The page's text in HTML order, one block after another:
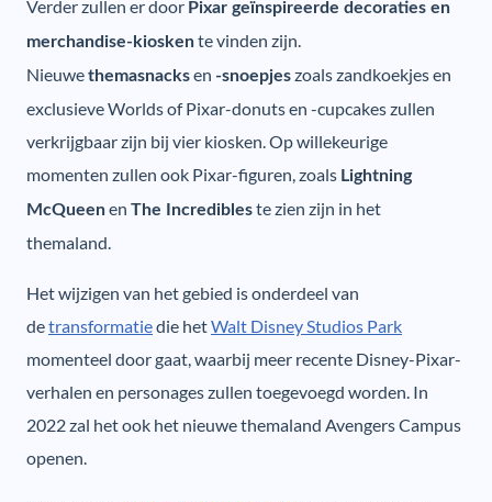
Verder zullen er door Pixar geïnspireerde decoraties en
merchandise-kioskente vinden zijn.
Nieuwethemasnacksen -snoepjeszoals zandkoekjes en
exclusieve Worlds of Pixar-donuts en -cupcakes zullen
verkrijgbaar zijn bij vier kiosken. Op willekeurige
momenten zullen ook Pixar-figuren, zoals Lightning
McQueenen The Incredibleste zien zijn in het
themaland.
Het wijzigen van het gebied is onderdeel van
detransformatiedie hetWalt Disney Studios Park
momenteel door gaat, waarbij meer recente Disney-Pixar-
verhalen en personages zullen toegevoegd worden. In
2022 zal het ook het nieuwe themaland Avengers Campus
openen.